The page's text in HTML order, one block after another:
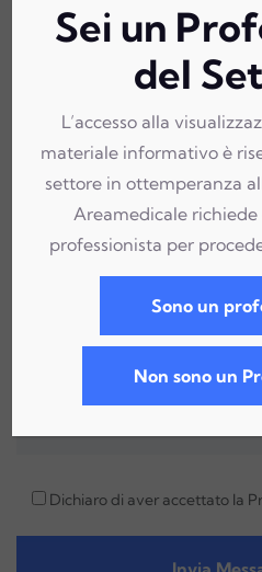
Dichiaro di aver accettato la
Sei un
del
L’accesso alla
materiale informativo è
settore in ottemperanza
Areamedicale
professionista per
Sono un
Non sono un